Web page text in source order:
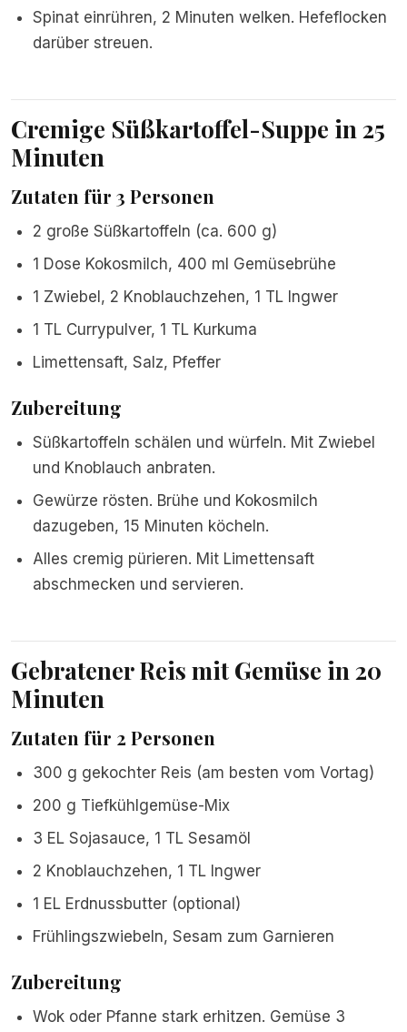
Spinat einrühren, 2 Minuten welken. Hefeflocken
darüber streuen.
Cremige Süßkartoffel-Suppe in 25
Minuten
Zutaten für 3 Personen
2 große Süßkartoffeln (ca. 600 g)
1 Dose Kokosmilch, 400 ml Gemüsebrühe
1 Zwiebel, 2 Knoblauchzehen, 1 TL Ingwer
1 TL Currypulver, 1 TL Kurkuma
Limettensaft, Salz, Pfeffer
Zubereitung
Süßkartoffeln schälen und würfeln. Mit Zwiebel
und Knoblauch anbraten.
Gewürze rösten. Brühe und Kokosmilch
dazugeben, 15 Minuten köcheln.
Alles cremig pürieren. Mit Limettensaft
abschmecken und servieren.
Gebratener Reis mit Gemüse in 20
Minuten
Zutaten für 2 Personen
300 g gekochter Reis (am besten vom Vortag)
200 g Tiefkühlgemüse-Mix
3 EL Sojasauce, 1 TL Sesamöl
2 Knoblauchzehen, 1 TL Ingwer
1 EL Erdnussbutter (optional)
Frühlingszwiebeln, Sesam zum Garnieren
Zubereitung
Wok oder Pfanne stark erhitzen. Gemüse 3